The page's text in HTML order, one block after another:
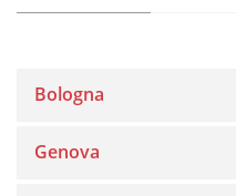
Bologna
Genova